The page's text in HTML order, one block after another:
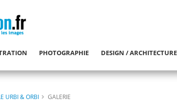
PHOTOGRAPHIE DESIGN / ARCHITECTURE
URBI & ORBI GALERIE